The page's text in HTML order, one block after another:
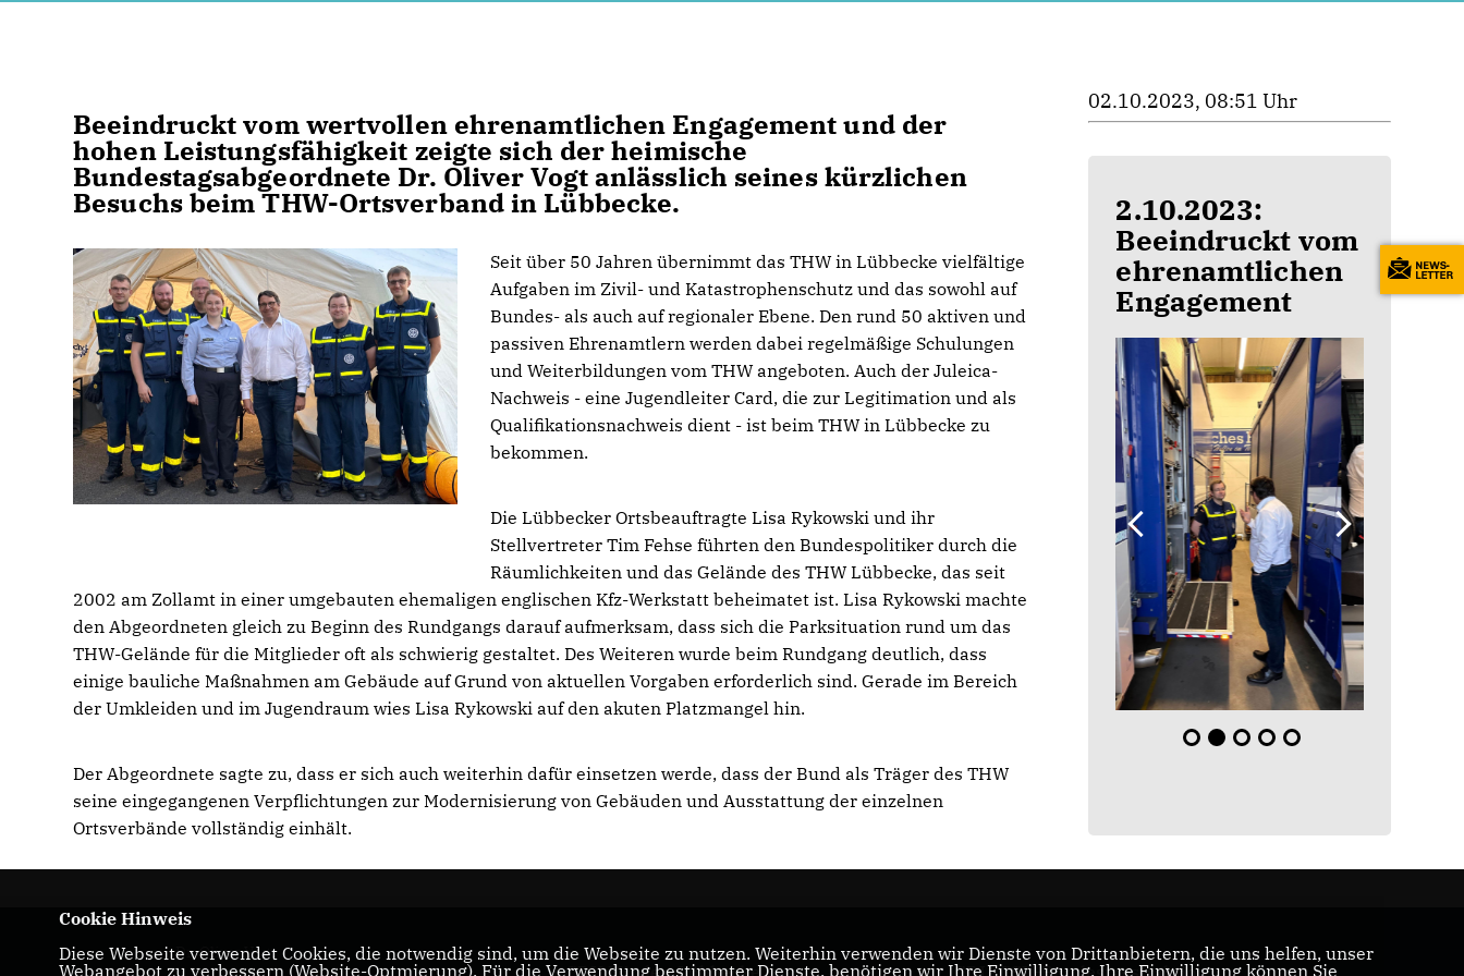
Beeindruckt vom wertvollen ehrenamtlichen Engagement und der
hohen Leistungsfähigkeit zeigte sich der heimische
Bundestagsabgeordnete Dr. Oliver Vogt anlässlich seines kürzlichen
Besuchs beim THW-Ortsverband in Lübbecke.
Seit über 50 Jahren übernimmt das THW in Lübbecke vielfältige
Aufgaben im Zivil- und Katastrophenschutz und das sowohl auf
Bundes- als auch auf regionaler Ebene. Den rund 50 aktiven und
passiven Ehrenamtlern werden dabei regelmäßige Schulungen
und Weiterbildungen vom THW angeboten. Auch der Juleica-
Nachweis - eine Jugendleiter Card, die zur Legitimation und als
Qualifikationsnachweis dient - ist beim THW in Lübbecke zu
bekommen.
Die Lübbecker Ortsbeauftragte Lisa Rykowski und ihr
Stellvertreter Tim Fehse führten den Bundespolitiker durch die
Räumlichkeiten und das Gelände des THW Lübbecke, das seit
2002 am Zollamt in einer umgebauten ehemaligen englischen Kfz-Werkstatt beheimatet ist. Lisa Rykowski machte
den Abgeordneten gleich zu Beginn des Rundgangs darauf aufmerksam, dass sich die Parksituation rund um das
THW-Gelände für die Mitglieder oft als schwierig gestaltet. Des Weiteren wurde beim Rundgang deutlich, dass
einige bauliche Maßnahmen am Gebäude auf Grund von aktuellen Vorgaben erforderlich sind. Gerade im Bereich
der Umkleiden und im Jugendraum wies Lisa Rykowski auf den akuten Platzmangel hin.
Der Abgeordnete sagte zu, dass er sich auch weiterhin dafür einsetzen werde, dass der Bund als Träger des THW
seine eingegangenen Verpflichtungen zur Modernisierung von Gebäuden und Ausstattung der einzelnen
Ortsverbände vollständig einhält.
02.10.2023, 08:51 Uhr
2.10.2023:
Beeindruckt vom
ehrenamtlichen
Engagement
Dr. Oliver Vogt
CDU Minden-Lübbecke CDU/CSU-Bundestagsfraktion
Cookie Hinweis
Diese Webseite verwendet Cookies, die notwendig sind, um die Webseite zu nutzen. Weiterhin verwenden wir Dienste von Drittanbietern, die uns helfen, unser
Webangebot zu verbessern (Website-Optmierung). Für die Verwendung bestimmter Dienste, benötigen wir Ihre Einwilligung. Ihre Einwilligung können Sie